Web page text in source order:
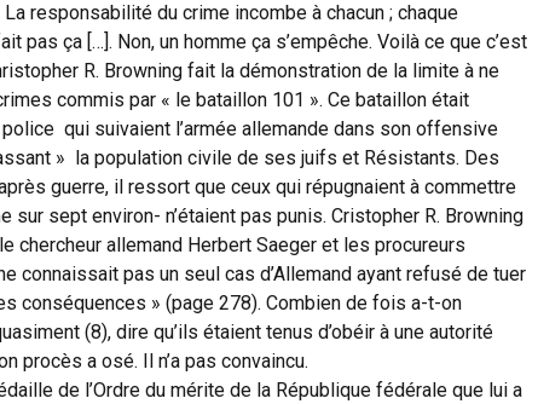
responsabilité du crime incombe à chacun ; chaque
pas ça […]. Non, un homme ça s’empêche. Voilà ce que c’est
R. Browning fait la démonstration de la limite à ne
commis par « le bataillon 101 ». Ce bataillon était
qui suivaient l’armée allemande dans son offensive
» la population civile de ses juifs et Résistants. Des
guerre, il ressort que ceux qui répugnaient à commettre
sept environ- n’étaient pas punis. Cristopher R. Browning
chercheur allemand Herbert Saeger et les procureurs
connaissait pas un seul cas d’Allemand ayant refusé de tuer
conséquences » (page 278). Combien de fois a-t-on
(8), dire qu’ils étaient tenus d’obéir à une autorité
procès a osé. Il n’a pas convaincu.
de l’Ordre du mérite de la République fédérale que lui a